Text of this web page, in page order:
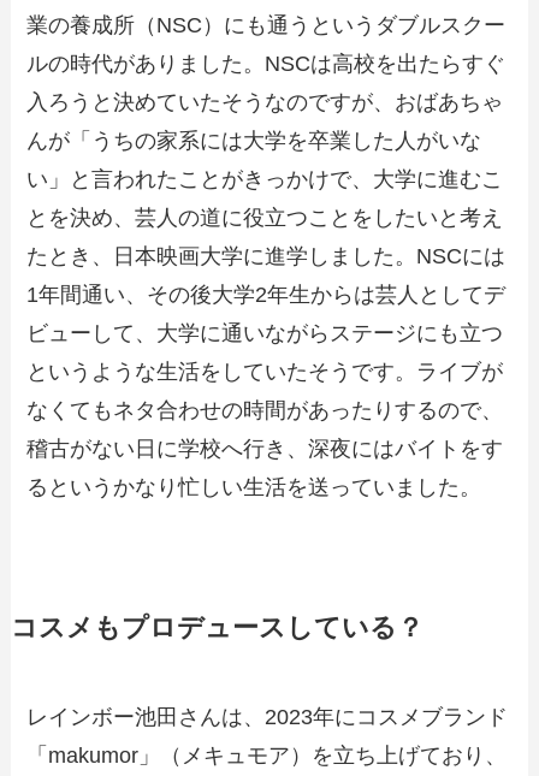
業の養成所（NSC）にも通うというダブルスクー
ルの時代がありました。NSCは高校を出たらすぐ
入ろうと決めていたそうなのですが、おばあちゃ
んが「うちの家系には大学を卒業した人がいな
い」と言われたことがきっかけで、大学に進むこ
とを決め、芸人の道に役立つことをしたいと考え
たとき、日本映画大学に進学しました。NSCには
1年間通い、その後大学2年生からは芸人としてデ
ビューして、大学に通いながらステージにも立つ
というような生活をしていたそうです。ライブが
なくてもネタ合わせの時間があったりするので、
稽古がない日に学校へ行き、深夜にはバイトをす
るというかなり忙しい生活を送っていました。
コスメもプロデュースしている？
レインボー池田さんは、2023年にコスメブランド
「makumor」（メキュモア）を立ち上げており、